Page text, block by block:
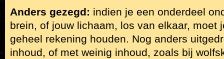
Anders gezegd: indien je een onderdeel
brein, of jouw lichaam, los van elkaar, moet
geheel rekening houden. Nog anders
inhoud, of met weinig inhoud, zoals bij